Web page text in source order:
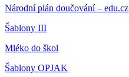
Národní plán doučování – edu.cz
Šablony III
Mléko do škol
Šablony OPJAK